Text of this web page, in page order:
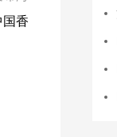
国香